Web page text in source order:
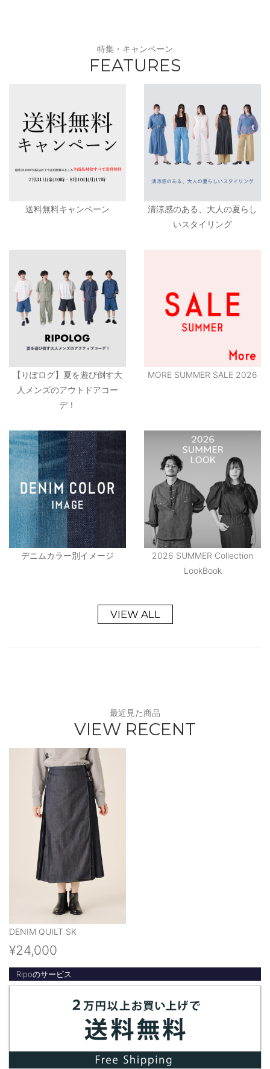
特集・キャンペーン
FEATURES
送料無料キャンペーン
清涼感のある、大人の夏らし
いスタイリング
【りぽログ】夏を遊び倒す大
人メンズのアウトドアコー
デ！
MORE SUMMER SALE 2026
デニムカラー別イメージ
2026 SUMMER Collection
LookBook
VIEW ALL
最近見た商品
VIEW RECENT
DENIM QUILT SK
¥24,000
Ripoのサービス